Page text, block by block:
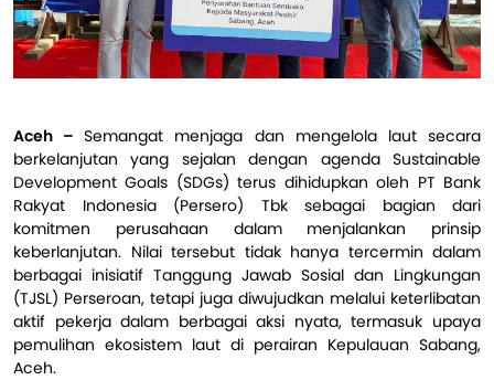
Aceh – Semangat menjaga dan mengelola laut secara
berkelanjutan yang sejalan dengan agenda Sustainable
Development Goals (SDGs) terus dihidupkan oleh PT Bank
Rakyat Indonesia (Persero) Tbk sebagai bagian dari
komitmen perusahaan dalam menjalankan prinsip
keberlanjutan. Nilai tersebut tidak hanya tercermin dalam
berbagai inisiatif Tanggung Jawab Sosial dan Lingkungan
(TJSL) Perseroan, tetapi juga diwujudkan melalui keterlibatan
aktif pekerja dalam berbagai aksi nyata, termasuk upaya
pemulihan ekosistem laut di perairan Kepulauan Sabang,
Aceh.